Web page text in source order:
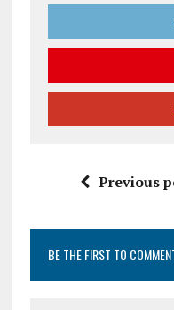
Previous
BE THE FIRST TO